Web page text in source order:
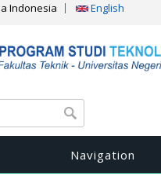
Indonesia English
Navigation